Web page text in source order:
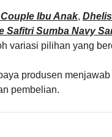
Ibu Anak,
Safitri Sumba Navy
variasi pilihan yang
produsen
pembelian.